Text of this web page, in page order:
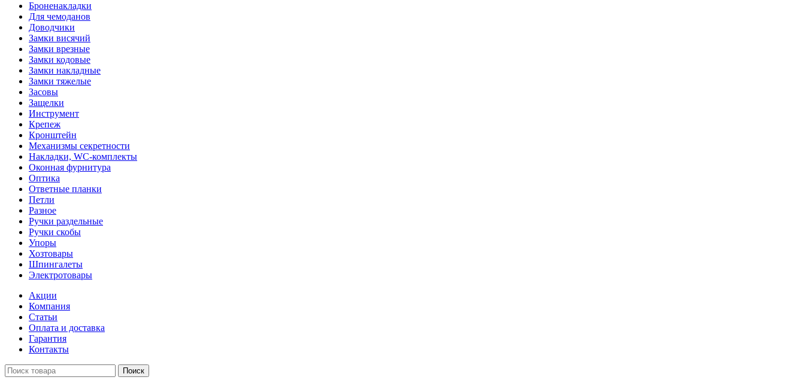
Броненакладки
Для чемоданов
Доводчики
Замки висячий
Замки врезные
Замки кодовые
Замки накладные
Замки тяжелые
Засовы
Защелки
Инструмент
Крепеж
Кронштейн
Механизмы секретности
Накладки, WC-комплекты
Оконная фурнитура
Оптика
Ответные планки
Петли
Разное
Ручки раздельные
Ручки скобы
Упоры
Хозтовары
Шпингалеты
Электротовары
Акции
Компания
Статьи
Оплата и доставка
Гарантия
Контакты
Поиск